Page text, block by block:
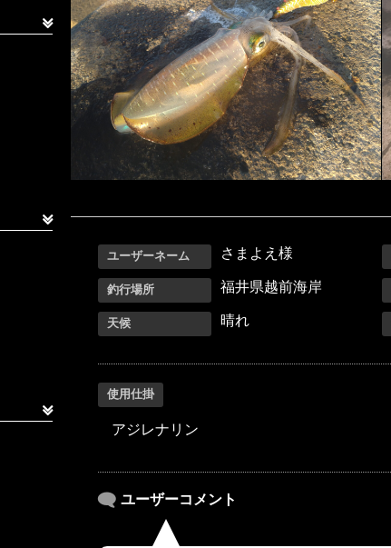
ユーザーネーム さまよえ様
釣行場所 福井県越前海岸
天候 晴れ
使用仕掛
アジレナリン
ユーザーコメント